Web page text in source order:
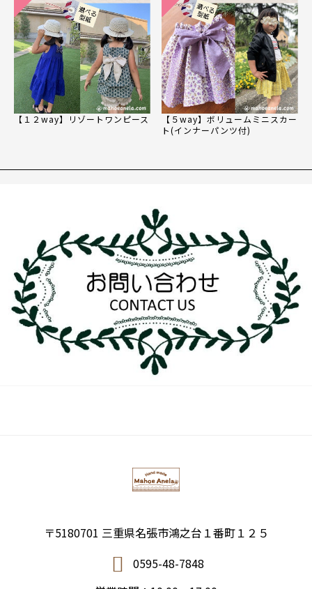
【１２way】リゾートワンピース
【５way】ボリュームミニスカー
ト(インナーパンツ付)
〒5180701 三重県名張市鴻之台１番町１２５
0595-48-7848